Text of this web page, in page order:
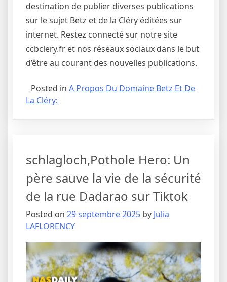
destination de publier diverses publications
sur le sujet Betz et de la Cléry éditées sur
internet. Restez connecté sur notre site
ccbclery.fr et nos réseaux sociaux dans le but
d’être au courant des nouvelles publications.
Posted in A Propos Du Domaine Betz Et De
La Cléry:
schlagloch,Pothole Hero: Un
père sauve la vie de la sécurité
de la rue Dadarao sur Tiktok
Posted on 29 septembre 2025 by Julia
LAFLORENCY